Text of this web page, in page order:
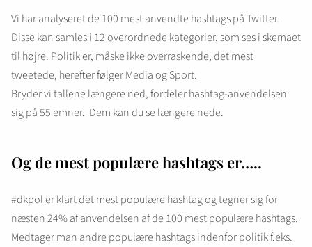
Vi har analyseret de 100 mest anvendte hashtags på Twitter.
Disse kan samles i 12 overordnede kategorier, som ses i skemaet
til højre. Politik er, måske ikke overraskende, det mest
tweetede, herefter følger Media og Sport.
Bryder vi tallene længere ned, fordeler hashtag-anvendelsen
sig på 55 emner. Dem kan du se længere nede.
Og de mest populære hashtags er…..
#dkpol er klart det mest populære hashtag og tegner sig for
næsten 24% af anvendelsen af de 100 mest populære hashtags.
Medtager man andre populære hashtags indenfor politik f.eks.